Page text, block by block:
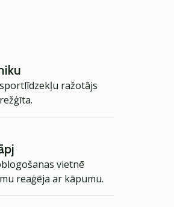
ražotājs
vietnē
reaģēja ar kāpumu.